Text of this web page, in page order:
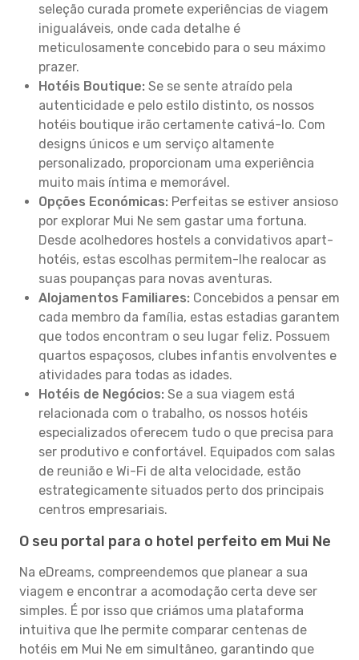
seleção curada promete experiências de viagem
inigualáveis, onde cada detalhe é
meticulosamente concebido para o seu máximo
prazer.
Hotéis Boutique: Se se sente atraído pela
autenticidade e pelo estilo distinto, os nossos
hotéis boutique irão certamente cativá-lo. Com
designs únicos e um serviço altamente
personalizado, proporcionam uma experiência
muito mais íntima e memorável.
Opções Económicas: Perfeitas se estiver ansioso
por explorar Mui Ne sem gastar uma fortuna.
Desde acolhedores hostels a convidativos apart-
hotéis, estas escolhas permitem-lhe realocar as
suas poupanças para novas aventuras.
Alojamentos Familiares: Concebidos a pensar em
cada membro da família, estas estadias garantem
que todos encontram o seu lugar feliz. Possuem
quartos espaçosos, clubes infantis envolventes e
atividades para todas as idades.
Hotéis de Negócios: Se a sua viagem está
relacionada com o trabalho, os nossos hotéis
especializados oferecem tudo o que precisa para
ser produtivo e confortável. Equipados com salas
de reunião e Wi-Fi de alta velocidade, estão
estrategicamente situados perto dos principais
centros empresariais.
O seu portal para o hotel perfeito em Mui Ne
Na eDreams, compreendemos que planear a sua
viagem e encontrar a acomodação certa deve ser
simples. É por isso que criámos uma plataforma
intuitiva que lhe permite comparar centenas de
hotéis em Mui Ne em simultâneo, garantindo que